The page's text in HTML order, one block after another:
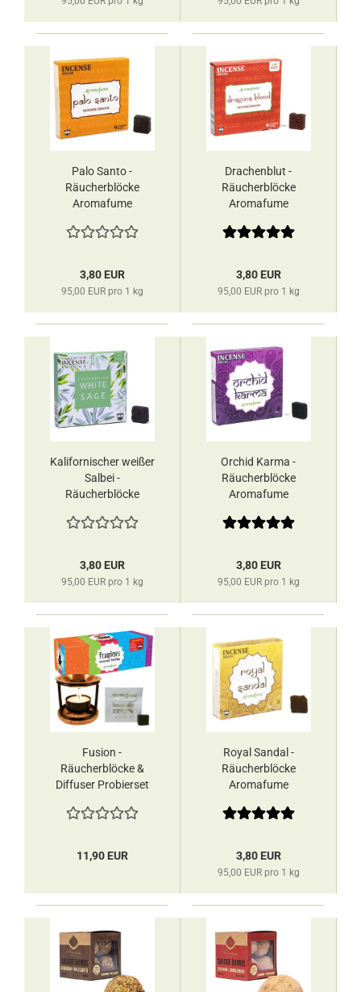
Palo Santo -
Räucherblöcke
Aromafume
3,80 EUR
95,00 EUR pro 1 kg
Drachenblut -
Räucherblöcke
Aromafume
3,80 EUR
95,00 EUR pro 1 kg
Kalifornischer weißer
Salbei -
Räucherblöcke
3,80 EUR
95,00 EUR pro 1 kg
Orchid Karma -
Räucherblöcke
Aromafume
3,80 EUR
95,00 EUR pro 1 kg
Fusion -
Räucherblöcke &
Diffuser Probierset
11,90 EUR
Royal Sandal -
Räucherblöcke
Aromafume
3,80 EUR
95,00 EUR pro 1 kg